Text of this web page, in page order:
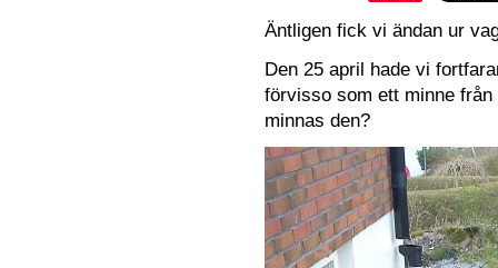
Äntligen fick vi ändan ur
Den 25 april hade vi
förvisso som ett minne
minnas den?